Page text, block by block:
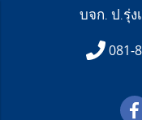
บจก. ป.รุ่ง
081-